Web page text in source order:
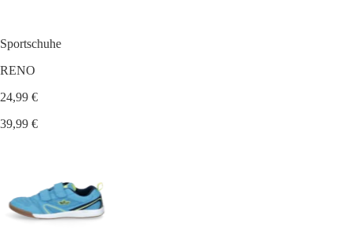
Sportschuhe
RENO
24,99 €
39,99 €